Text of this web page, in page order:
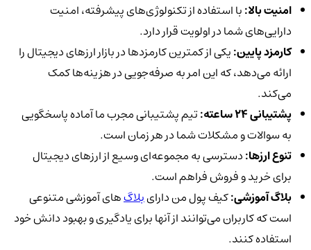
امنیت بالا:با استفاده از تکنولوژی‌های پیشرفته، امنیت
دارایی‌های شما در اولویت قرار دارد.
کارمزد پایین:یکی از کمترین کارمزدها در بازار ارزهای دیجیتال را
ارائه می‌دهد، که این امر به صرفه‌جویی در هزینه‌ها کمک
می‌کند.
پشتیبانی 24 ساعته:
تیم پشتیبانی مجرب ما آماده پاسخگویی
به سوالات و مشکلات شما در هر زمان است.
تنوع ارزها:دسترسی به مجموعه‌ای وسیع از ارزهای دیجیتال
برای خرید و فروش فراهم است.
بلاگ آموزشی:کیف پول من دارایبلاگ‌های آموزشی متنوعی
است که کاربران می‌توانند از آنها برای یادگیری و بهبود دانش خود
استفاده کنند.